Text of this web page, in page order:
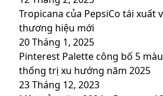
Tropicana của PepsiCo tái xuất
thương hiệu mới
20 Tháng 1, 2025
Pinterest Palette công bố 5
thống trị xu hướng năm 2025
23 Tháng 12, 2023